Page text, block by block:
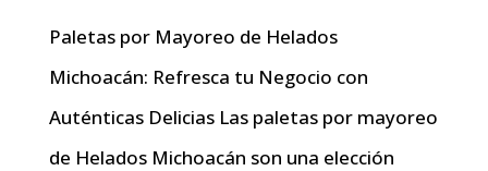
Paletas por Mayoreo de Helados
Michoacán: Refresca tu Negocio con
Auténticas Delicias Las paletas por mayoreo
de Helados Michoacán son una elección